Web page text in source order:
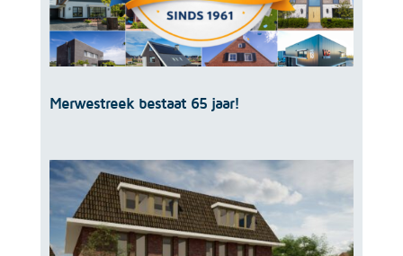
Merwestreek bestaat 65 jaar!